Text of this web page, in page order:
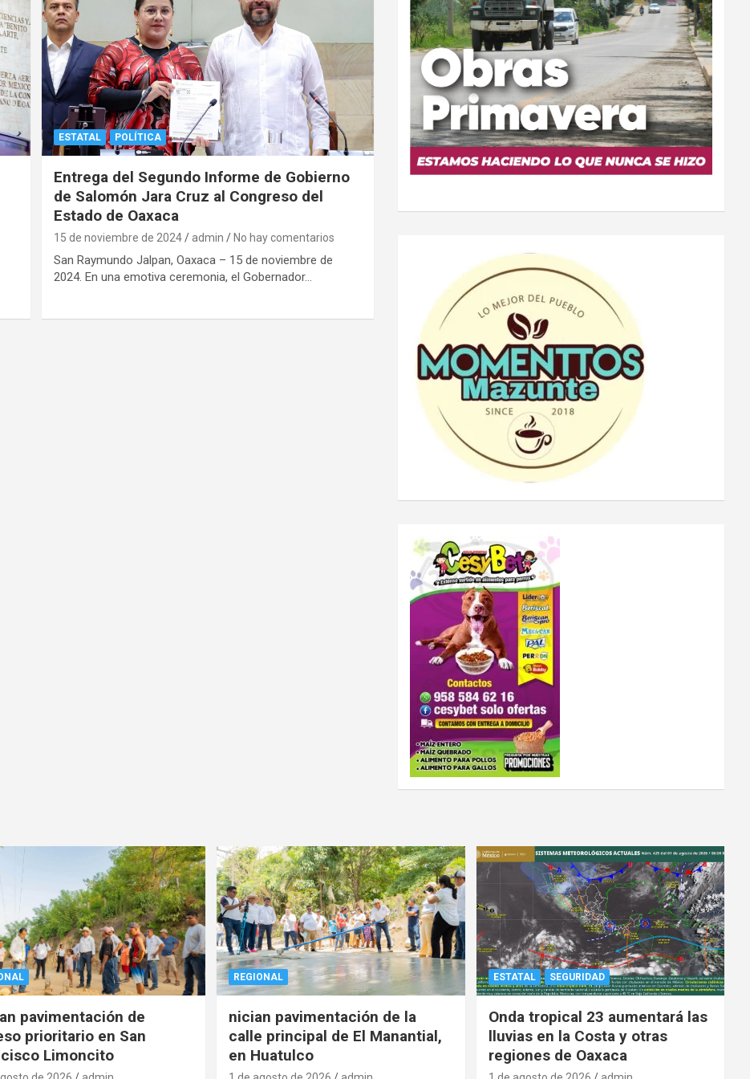
ESTATAL POLÍTICA
Entrega del Segundo Informe de Gobierno
de Salomón Jara Cruz al Congreso del
Estado de Oaxaca
15 de noviembre de 2024 admin No hay comentarios
San Raymundo Jalpan, Oaxaca – 15 de noviembre de
2024. En una emotiva ceremonia, el Gobernador…
pavimentación de
prioritario en San
Limoncito
REGIONAL
nician pavimentación de la
calle principal de El Manantial,
en Huatulco
ESTATAL SEGURIDAD
Onda tropical 23 aumentará las
lluvias en la Costa y otras
regiones de Oaxaca